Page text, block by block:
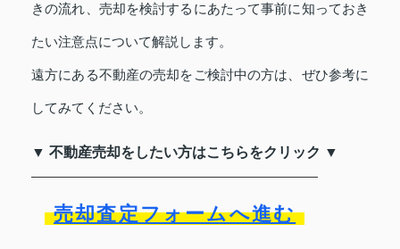
きの流れ、売却を検討するにあたって事前に知っておき
たい注意点について解説します。
遠方にある不動産の売却をご検討中の方は、ぜひ参考に
してみてください。
▼ 不動産売却をしたい方はこちらをクリック ▼
売却査定フォームへ進む